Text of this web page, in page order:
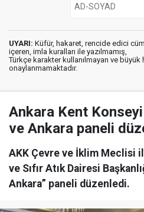
UYARI: Küfür, hakaret, rencide edici
içeren, imla kuralları ile yazılmamış,
Türkçe karakter kullanılmayan ve büyük
onaylanmamaktadır.
Ankara Kent
ve Ankara paneli
AKK Çevre ve İklim Meclisi
ve Sıfır Atık Dairesi
Ankara” paneli düzenledi.